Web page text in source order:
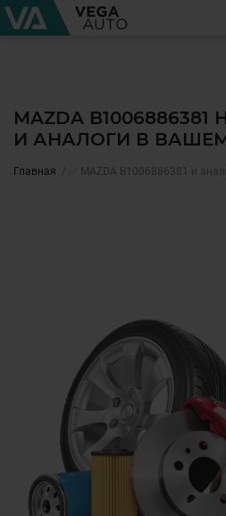
MAZDA
И АНАЛОГИ В
Главная ✅ MAZDA B1006886381 и